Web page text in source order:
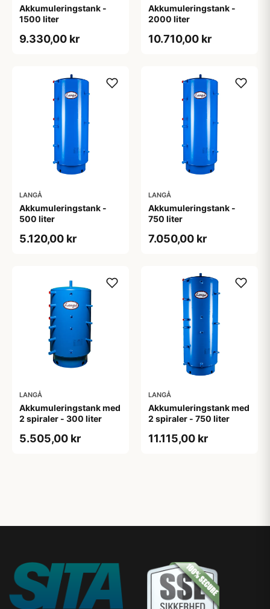
Akkumuleringstank -
1500 liter
9.330,00 kr
Akkumuleringstank -
2000 liter
10.710,00 kr
LANGÅ
Akkumuleringstank -
500 liter
5.120,00 kr
LANGÅ
Akkumuleringstank -
750 liter
7.050,00 kr
LANGÅ
Akkumuleringstank med
2 spiraler - 300 liter
5.505,00 kr
LANGÅ
Akkumuleringstank med
2 spiraler - 750 liter
11.115,00 kr